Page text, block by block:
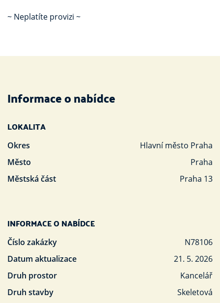
~ Neplatíte provizi ~
Informace o nabídce
LOKALITA
Okres
Hlavní město Praha
Město
Praha
Městská část
Praha 13
INFORMACE O NABÍDCE
Číslo zakázky
N78106
Datum aktualizace
21. 5. 2026
Druh prostor
Kancelář
Druh stavby
Skeletová